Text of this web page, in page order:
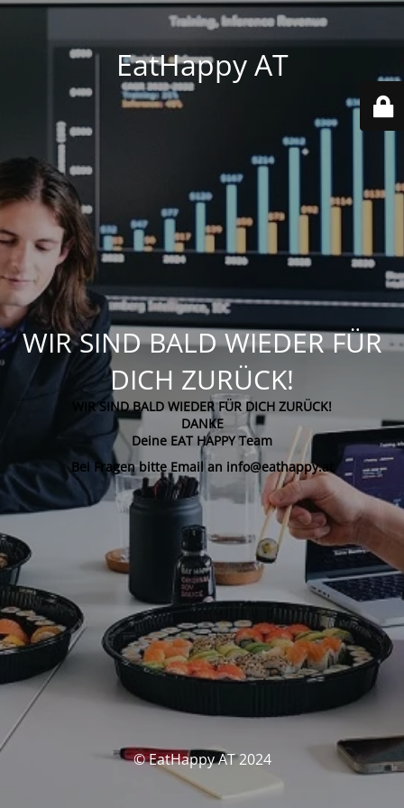
EatHappy AT
WIR SIND BALD WIEDER FÜR
DICH ZURÜCK!
WIR SIND BALD WIEDER FÜR DICH ZURÜCK!
DANKE
Deine EAT HAPPY Team
Bei Fragen bitte Email an info@eathappy.at
© EatHappy AT 2024